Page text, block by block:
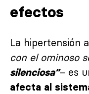
efectos
La hipertensión
con el ominoso
silenciosa”– es
afecta al